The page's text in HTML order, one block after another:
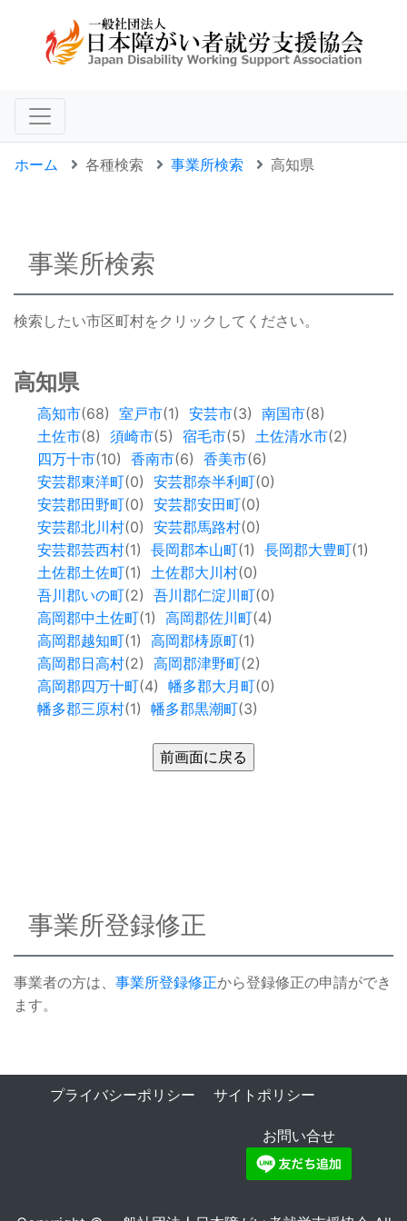
ホーム 各種検索 事業所検索 高知県
事業所検索
検索したい市区町村をクリックしてください。
高知県
高知市(68) 室戸市(1) 安芸市(3) 南国市(8)
土佐市(8) 須崎市(5) 宿毛市(5) 土佐清水市(2)
四万十市(10) 香南市(6) 香美市(6)
安芸郡東洋町(0) 安芸郡奈半利町(0)
安芸郡田野町(0) 安芸郡安田町(0)
安芸郡北川村(0) 安芸郡馬路村(0)
安芸郡芸西村(1) 長岡郡本山町(1) 長岡郡大豊町(1)
土佐郡土佐町(1) 土佐郡大川村(0)
吾川郡いの町(2) 吾川郡仁淀川町(0)
高岡郡中土佐町(1) 高岡郡佐川町(4)
高岡郡越知町(1) 高岡郡梼原町(1)
高岡郡日高村(2) 高岡郡津野町(2)
高岡郡四万十町(4) 幡多郡大月町(0)
幡多郡三原村(1) 幡多郡黒潮町(3)
事業所登録修正
事業者の方は、 事業所登録修正から登録修正の申請ができ
ます。
プライバシーポリシー サイトポリシー
お問い合せ